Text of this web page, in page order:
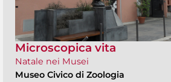
Microscopica vita
Natale nei Musei
Museo Civico di Zoologia